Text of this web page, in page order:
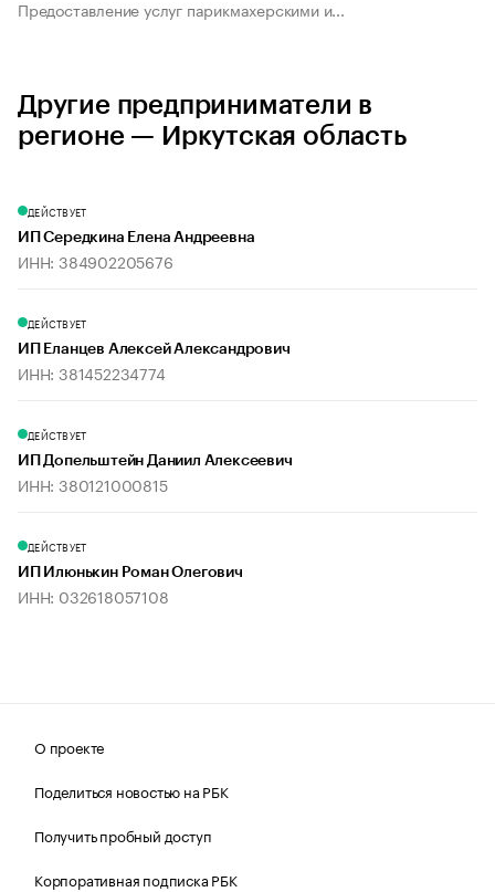
Предоставление услуг парикмахерскими и...
Другие предприниматели в
регионе — Иркутская область
ДЕЙСТВУЕТ
ИП Середкина Елена Андреевна
ИНН: 384902205676
ДЕЙСТВУЕТ
ИП Еланцев Алексей Александрович
ИНН: 381452234774
ДЕЙСТВУЕТ
ИП Допельштейн Даниил Алексеевич
ИНН: 380121000815
ДЕЙСТВУЕТ
ИП Илюнькин Роман Олегович
ИНН: 032618057108
О проекте
Поделиться новостью на РБК
Получить пробный доступ
Корпоративная подписка РБК